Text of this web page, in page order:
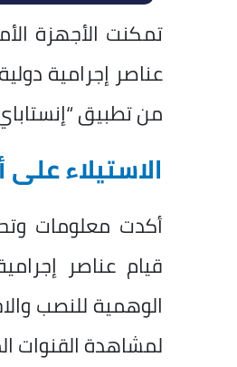
تمكنت الأجهزة
عناصر إجرامية
من تطبيق
الاستيلاء
أكدت معلومات
قيام عناصر
الوهمية للنصب
لمشاهدة القنوات